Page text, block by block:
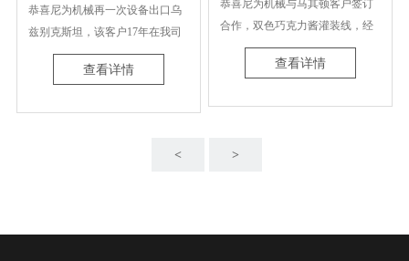
恭喜尼为机械再一次设备出口乌
兹别克斯坦，该客户17年在我司
定制一套番茄酱灌装生产线，使
用期间，对我司的评价是“专业、
查看详情
恭喜尼为机械与马其顿客户签订
合作，双色巧克力酱灌装线，经
过尼为机械技术工程师多次沟通
与研究，为其定制了生产双色巧
查看详情
< >